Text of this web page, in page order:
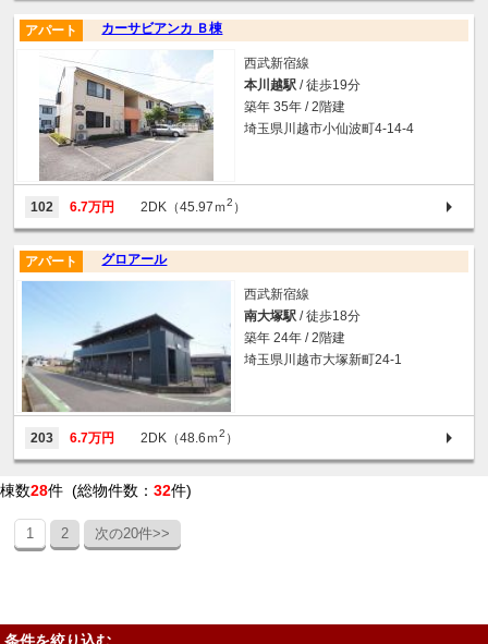
カーサビアンカ Ｂ棟
アパート
西武新宿線
本川越駅 / 徒歩19分
築年 35年 / 2階建
埼玉県川越市小仙波町4-14-4
102 6.7万円 2DK（45.97ｍ2 ）
グロアール
アパート
西武新宿線
南大塚駅 / 徒歩18分
築年 24年 / 2階建
埼玉県川越市大塚新町24-1
203 6.7万円 2DK（48.6ｍ2 ）
棟数28件 (総物件数： 32件)
1 2 次の20件>>